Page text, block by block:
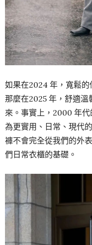
如果在2024 年，寬鬆的
那麼在2025 年，舒適
來。事實上，2000 年代
為更實用、日常、現代
褲不會完全從我們的外
們日常衣櫃的基礎。